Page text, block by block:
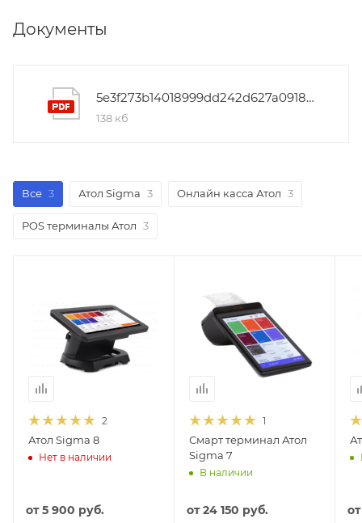
Документы
5e3f273b14018999dd242d627a0918ba
138 кб
Все 3 Атол Sigma 3 Онлайн касса Атол 3
POS терминалы Атол 3
2
Атол Sigma 8
Нет в наличии
от5 900 руб.
1
Смарт терминал Атол
Sigma 7
В наличии
от24 150 руб.